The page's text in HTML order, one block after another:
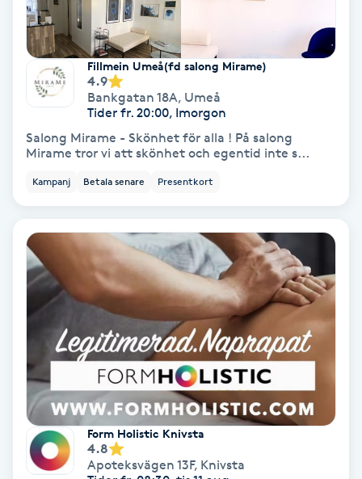
Skägg
Skäggfärgning
Skäggklippning
Skönhet
Slingor
Sockring
Spa manikyr & pedikyr
Spa-manikyr
Fillmein Umeå(fd salong Mirame)
4.9
Bankgatan 18A, Umeå
Tider fr. 20:00, Imorgon
Salong Mirame - Skönhet för alla ! På salong
Mirame tror vi att skönhet och egentid inte s...
Kampanj Betala senare Presentkort
Form Holistic Knivsta
4.8
Apoteksvägen 13F, Knivsta